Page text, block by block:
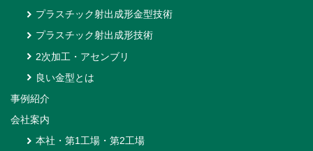
プラスチック射出成形金型技術
プラスチック射出成形技術
2次加工・アセンブリ
良い金型とは
事例紹介
会社案内
本社・第1工場・第2工場